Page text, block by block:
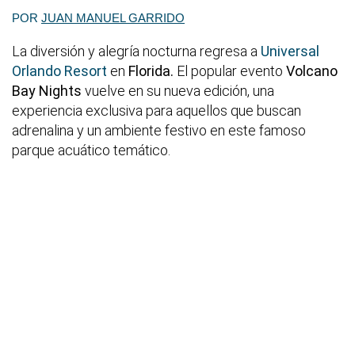
POR JUAN MANUEL GARRIDO
La diversión y alegría nocturna regresa a Universal
Orlando Resort en Florida. El popular evento Volcano
Bay Nights vuelve en su nueva edición, una
experiencia exclusiva para aquellos que buscan
adrenalina y un ambiente festivo en este famoso
parque acuático temático.